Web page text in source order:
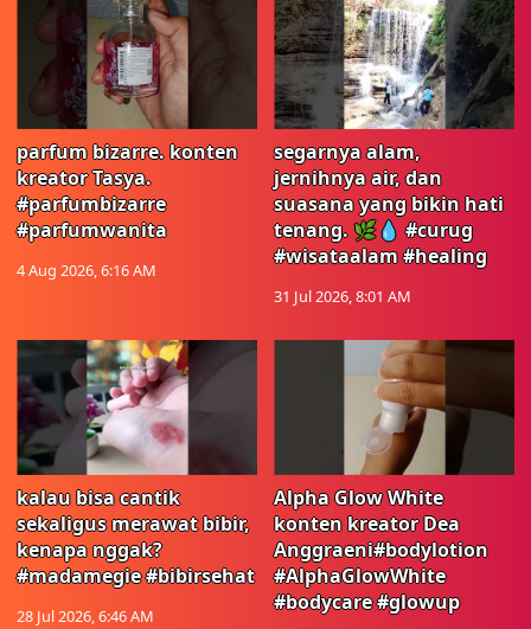
parfum bizarre. konten
kreator Tasya.
#parfumbizarre
#parfumwanita
4 Aug 2026, 6:16 AM
segarnya alam,
jernihnya air, dan
suasana yang bikin hati
tenang. 🌿💧 #curug
#wisataalam #healing
31 Jul 2026, 8:01 AM
kalau bisa cantik
sekaligus merawat bibir,
kenapa nggak?
#madamegie #bibirsehat
28 Jul 2026, 6:46 AM
Alpha Glow White
konten kreator Dea
Anggraeni#bodylotion
#AlphaGlowWhite
#bodycare #glowup